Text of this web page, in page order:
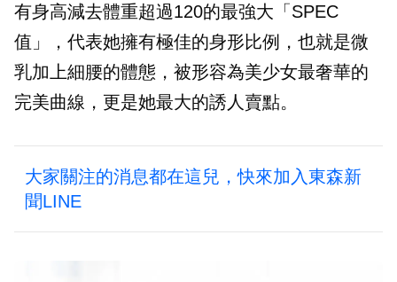
有身高減去體重超過120的最強大「SPEC
值」，代表她擁有極佳的身形比例，也就是微
乳加上細腰的體態，被形容為美少女最奢華的
完美曲線，更是她最大的誘人賣點。
大家關注的消息都在這兒，快來加入東森新
聞LINE